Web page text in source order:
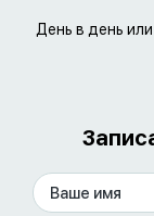
День в день